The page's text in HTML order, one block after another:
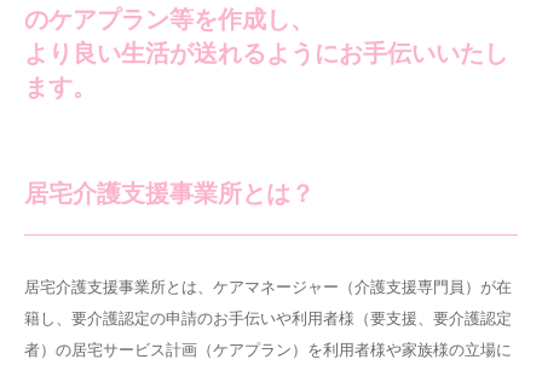
のケアプラン等を作成し、
より良い生活が送れるようにお手伝いいたし
ます。
居宅介護支援事業所とは？
居宅介護支援事業所とは、ケアマネージャー（介護支援専門員）が在
籍し、要介護認定の申請のお手伝いや利用者様（要支援、要介護認定
者）の居宅サービス計画（ケアプラン）を利用者様や家族様の立場に